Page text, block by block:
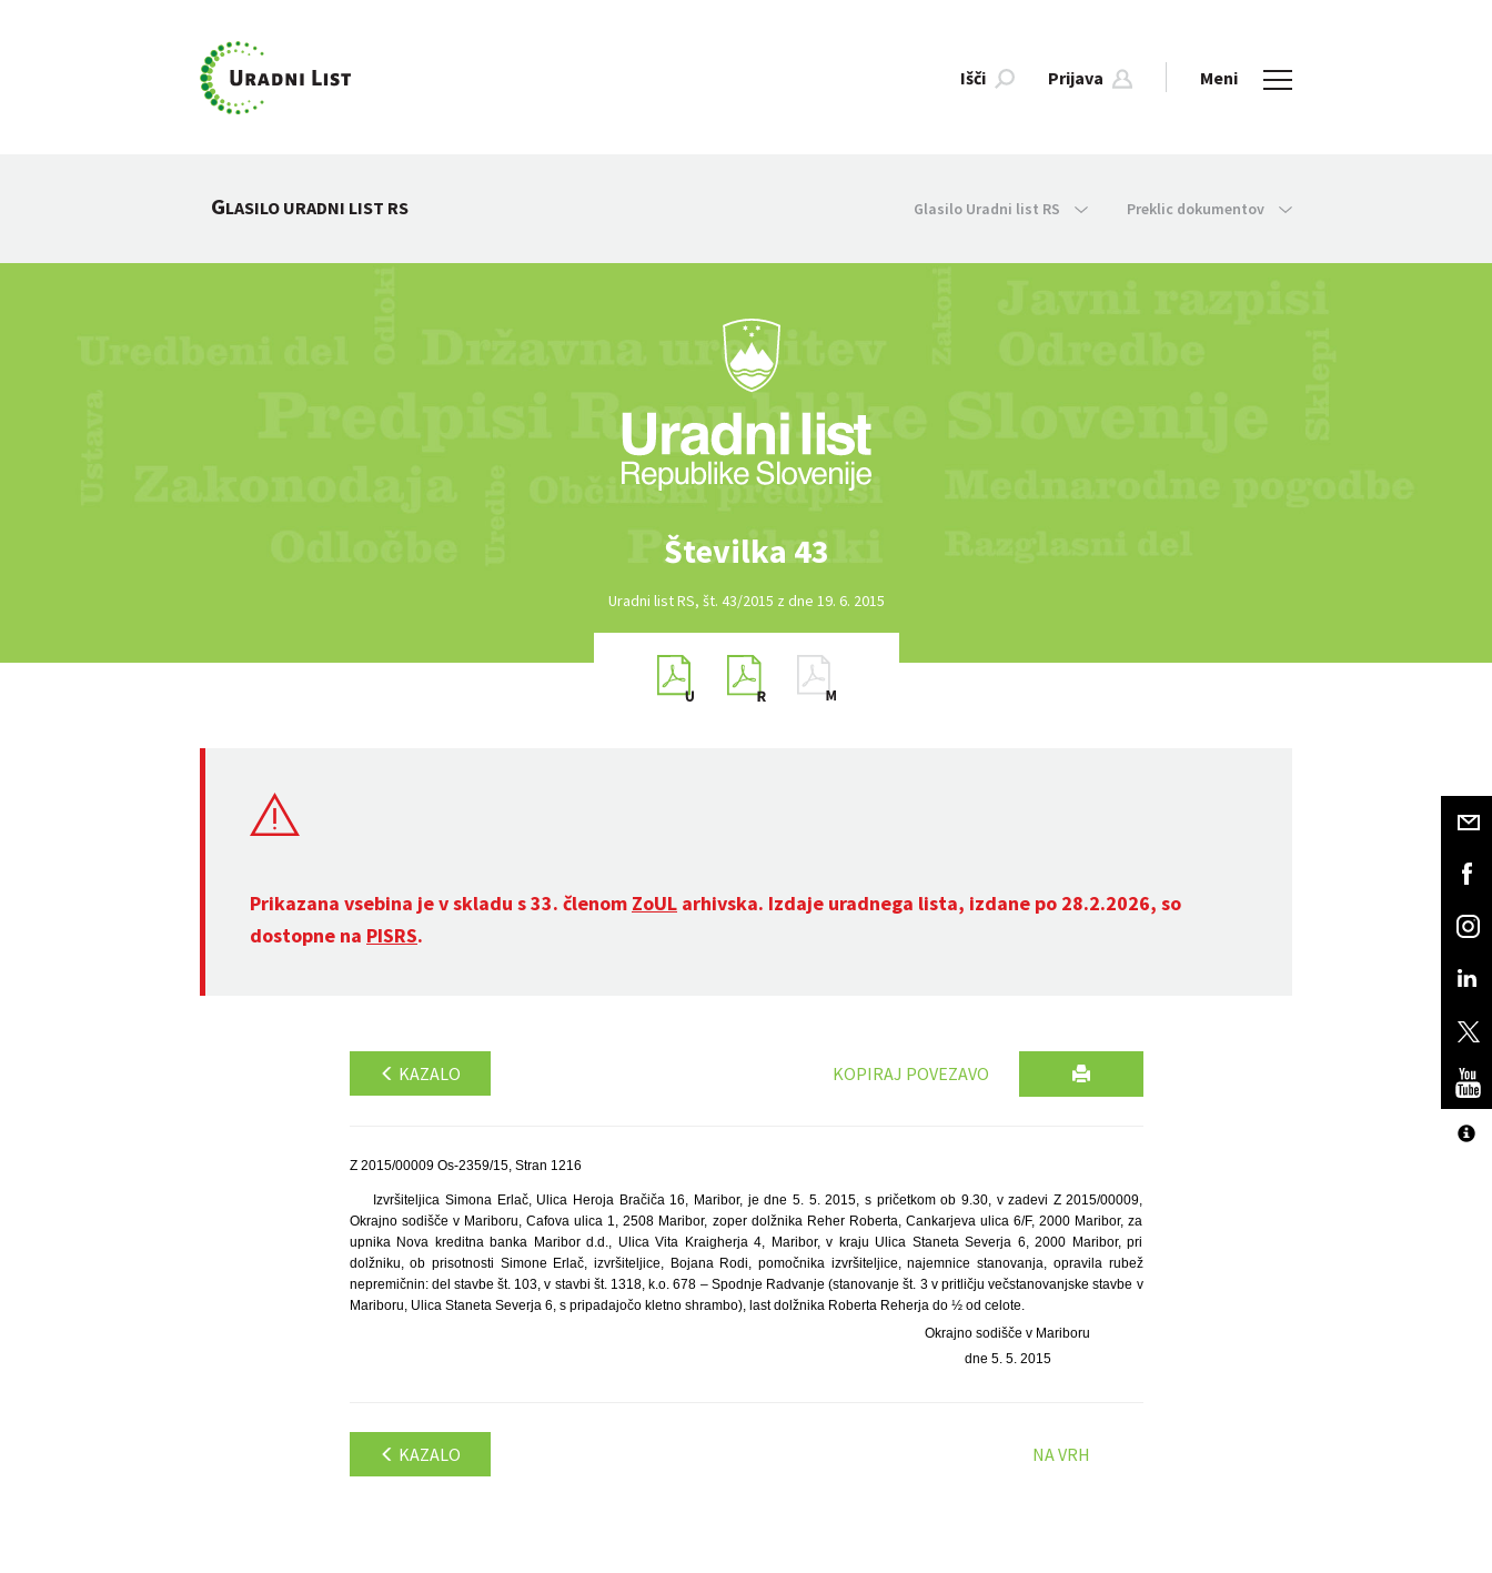
Išči Prijava Meni
GLASILO URADNI LIST RS Glasilo Uradni list RS Preklic dokumentov
Številka 43
Uradni list RS, št. 43/2015 z dne 19. 6. 2015
Prikazana vsebina je v skladu s 33. členom ZoUL arhivska. Izdaje uradnega lista, izdane po 28.2.2026, so
dostopne na PISRS.
KAZALO KOPIRAJ POVEZAVO
Z 2015/00009 Os-2359/15, Stran 1216
Izvršiteljica Simona Erlač, Ulica Heroja Bračiča 16, Maribor, je dne 5. 5. 2015, s pričetkom ob 9.30, v zadevi Z 2015/00009,
Okrajno sodišče v Mariboru, Cafova ulica 1, 2508 Maribor, zoper dolžnika Reher Roberta, Cankarjeva ulica 6/F, 2000 Maribor, za
upnika Nova kreditna banka Maribor d.d., Ulica Vita Kraigherja 4, Maribor, v kraju Ulica Staneta Severja 6, 2000 Maribor, pri
dolžniku, ob prisotnosti Simone Erlač, izvršiteljice, Bojana Rodi, pomočnika izvršiteljice, najemnice stanovanja, opravila rubež
nepremičnin: del stavbe št. 103, v stavbi št. 1318, k.o. 678 – Spodnje Radvanje (stanovanje št. 3 v pritličju večstanovanjske stavbe v
Mariboru, Ulica Staneta Severja 6, s pripadajočo kletno shrambo), last dolžnika Roberta Reherja do ½ od celote.
Okrajno sodišče v Mariboru
dne 5. 5. 2015
KAZALO NA VRH